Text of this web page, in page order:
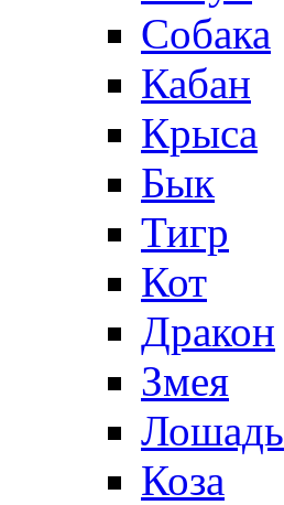
Собака
Кабан
Крыса
Бык
Тигр
Кот
Дракон
Змея
Лошадь
Коза